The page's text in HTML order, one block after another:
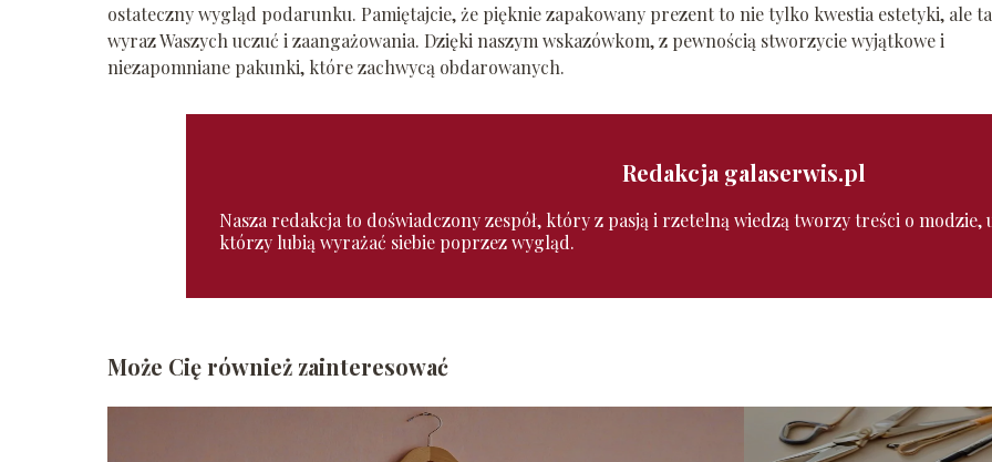
ostateczny wygląd podarunku. Pamiętajcie, że pięknie zapakowany prezent to nie tylko kwestia estetyki, ale
wyraz Waszych uczuć i zaangażowania. Dzięki naszym wskazówkom, z pewnością stworzycie wyjątkowe i
niezapomniane pakunki, które zachwycą obdarowanych.
Redakcja galaserwis.pl
Nasza redakcja to doświadczony zespół, który z pasją i rzetelną wiedzą tworzy treści o
którzy lubią wyrażać siebie poprzez wygląd.
Może Cię również zainteresować